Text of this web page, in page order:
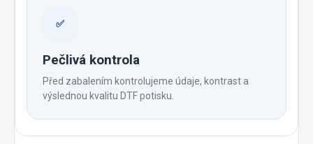
✅
Pečlivá kontrola
Před zabalením kontrolujeme údaje, kontrast a
výslednou kvalitu DTF potisku.